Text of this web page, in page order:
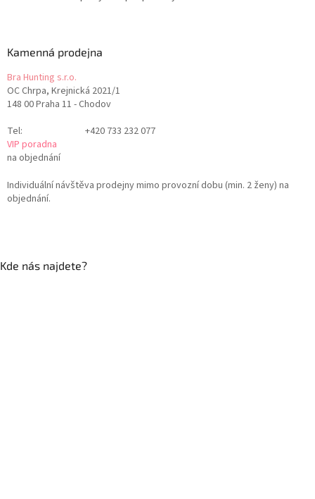
Kamenná prodejna
Bra Hunting s.r.o.
OC Chrpa, Krejnická 2021/1
148 00 Praha 11 - Chodov
Tel:
+420 733 232 077
VIP poradna
na objednání
Individuální návštěva prodejny mimo provozní dobu (min. 2 ženy) na
objednání.
Kde nás najdete?